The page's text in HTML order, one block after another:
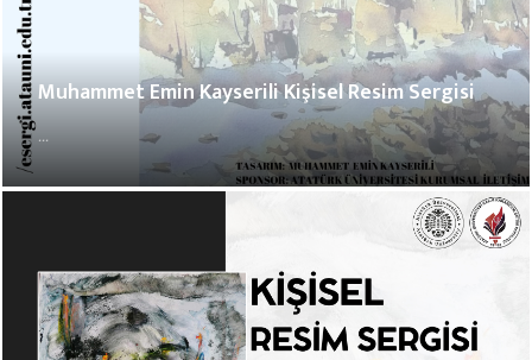
Muhammet Emin Kayserili Kişisel Resim Sergisi
...